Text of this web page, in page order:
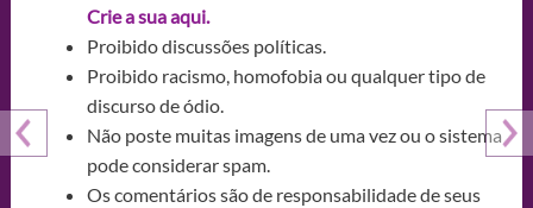
Crie a sua aqui.
Proibido discussões políticas.
Proibido racismo, homofobia ou qualquer tipo de
discurso de ódio.
Não poste muitas imagens de uma vez ou o sistema
pode considerar spam.
Os comentários são de responsabilidade de seus